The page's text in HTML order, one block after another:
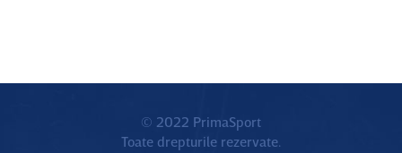
© 2022 PrimaSport
Toate drepturile rezervate.